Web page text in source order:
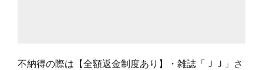
不納得の際は【全額返金制度あり】・雑誌「ＪＪ」さ